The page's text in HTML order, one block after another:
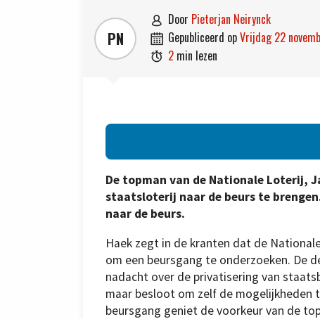
PN
 door Pieterjan Neirynck
 gepubliceerd op vrijdag 22
 2 min lezen
De topman van de Nationale Loterij,
staatsloterij naar de beurs te
naar de beurs.
Haek zegt in de kranten dat de
om een beursgang te onderzoeken. De
nadacht over de privatisering van
maar besloot om zelf de mogelijkheden
beursgang geniet de voorkeur van de